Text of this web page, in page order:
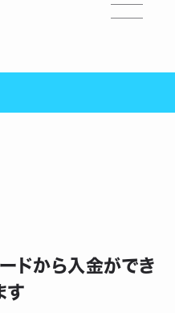
ドから入金ができ
す